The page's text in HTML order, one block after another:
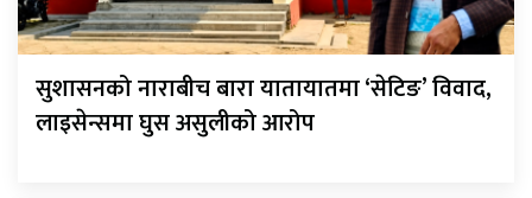
सुशासनको नाराबीच बारा यातायातमा ‘सेटिङ’ विवाद,
लाइसेन्समा घुस असुलीको आरोप